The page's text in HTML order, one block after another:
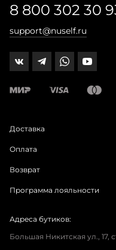
8 800 302 30
support@nuself.ru
Доставка
Оплата
Возврат
Программа лояльности
Адреса бутиков:
Большая Никитская ул., 17,